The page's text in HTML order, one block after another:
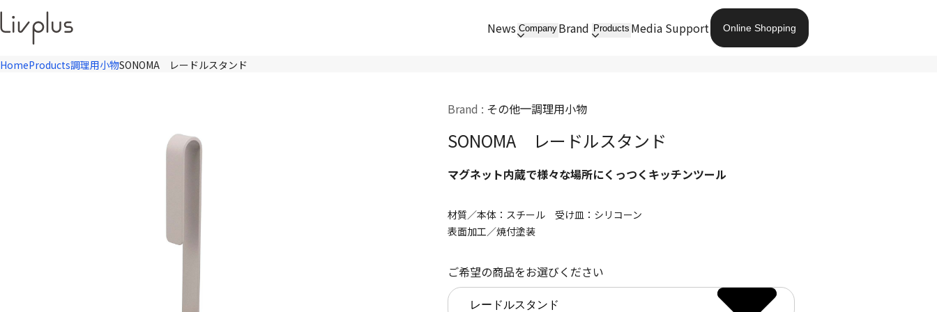
News Company Brand Products Media Support Online Shopping
HomeProducts調理用小物SONOMA レードルスタンド
Brand : その他 調理用小物
SONOMA レードルスタンド
マグネット内蔵で様々な場所にくっつくキッチンツール
材質／本体：スチール 受け皿：シリコーン
表面加工／焼付塗装
ご希望の商品をお選びください